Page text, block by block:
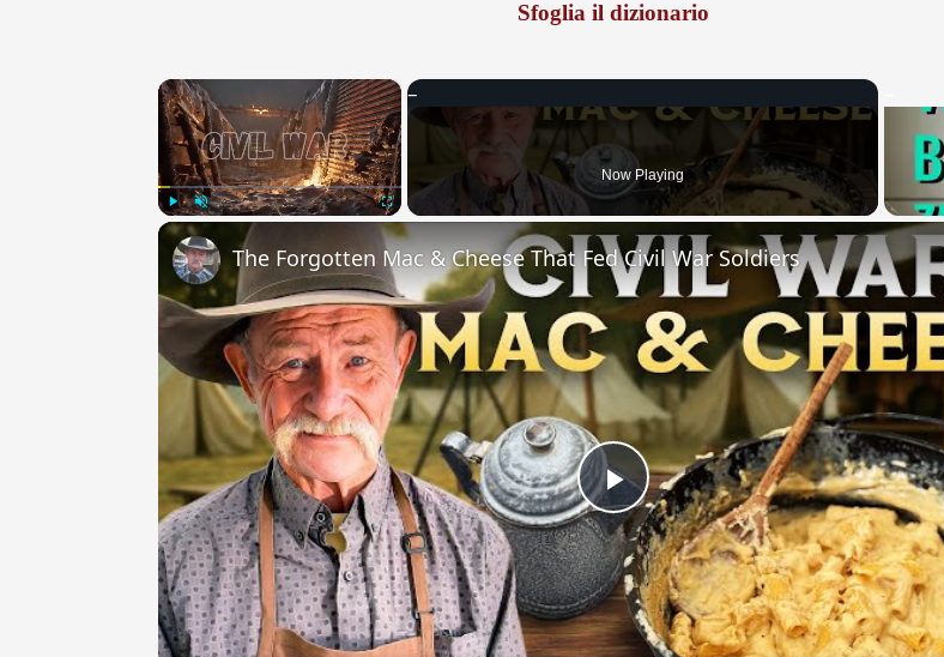
Sfoglia il dizionario
×
Play
Now Playing
Play
Video
The Forgotten Mac & Cheese That Fed Civil War Soldiers